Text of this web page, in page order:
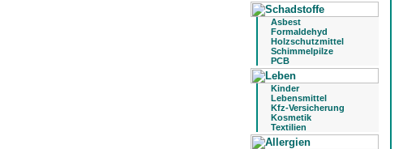
Asbest
Formaldehyd
Holzschutzmittel
Schimmelpilze
PCB
Kinder
Lebensmittel
Kfz-Versicherung
Kosmetik
Textilien